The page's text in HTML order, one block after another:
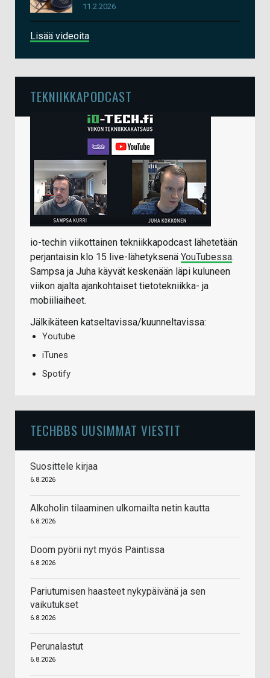
11.2.2026
Lisää videoita
TEKNIIKKAPODCAST
io-techin viikottainen tekniikkapodcast lähetetään
perjantaisin klo 15 live-lähetyksenä YouTubessa.
Sampsa ja Juha käyvät keskenään läpi kuluneen
viikon ajalta ajankohtaiset tietotekniikka- ja
mobiiliaiheet.
Jälkikäteen katseltavissa/kuunneltavissa:
Youtube
iTunes
Spotify
TECHBBS UUSIMMAT VIESTIT
Suosittele kirjaa
6.8.2026
Alkoholin tilaaminen ulkomailta netin kautta
6.8.2026
Doom pyörii nyt myös Paintissa
6.8.2026
Pariutumisen haasteet nykypäivänä ja sen
vaikutukset
6.8.2026
Perunalastut
6.8.2026